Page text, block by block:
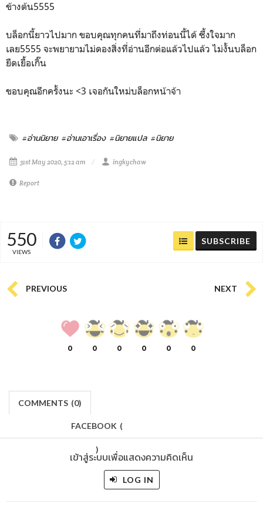
ข้างต้น5555
บล็อกนี้ยาวไปมาก ขอบคุณทุกคนที่มาถึงท่อนนี้ได้ ซึ้งใจมาก
เลย5555 จะพยายามไม่ดองสิ่งที่อ่านอีกต่อแล้วไปแล้ว ไม่งั้นบล็อก
ยืดเยื้อเกิ๊น
ขอบคุณอีกครั้งนะ <3 เจอกันใหม่บล็อกหน้าจ้า
#อ่านนิยาย #อ่านเอาเรื่อง #นิยายแปล #นิยาย
31st May 2020, 5:12 am ingkychaw
Report
550
VIEWS
SUBSCRIBE
PREVIOUS NEXT
0 0 0 0 0 0
COMMENTS (0)
FACEBOOK (
)
เข้าสู่ระบบเพื่อแสดงความคิดเห็น
LOG IN